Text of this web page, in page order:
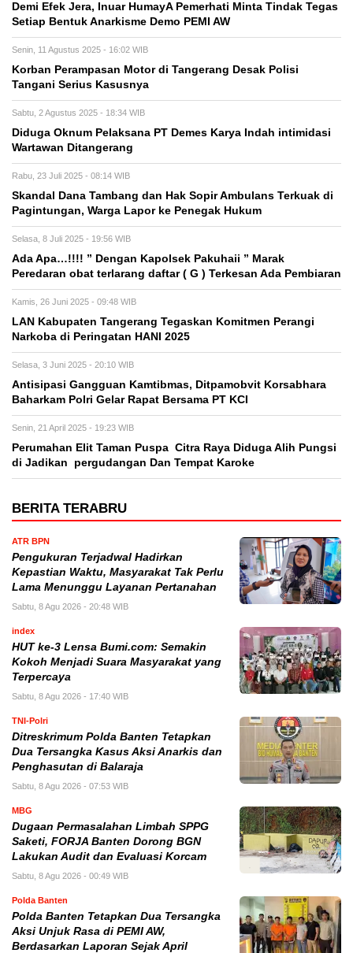
Demi Efek Jera, Inuar HumayA Pemerhati Minta Tindak Tegas
Setiap Bentuk Anarkisme Demo PEMI AW
Senin, 11 Agustus 2025 - 16:02 WIB
Korban Perampasan Motor di Tangerang Desak Polisi
Tangani Serius Kasusnya
Sabtu, 2 Agustus 2025 - 18:34 WIB
Diduga Oknum Pelaksana PT Demes Karya Indah intimidasi
Wartawan Ditangerang
Rabu, 23 Juli 2025 - 08:14 WIB
Skandal Dana Tambang dan Hak Sopir Ambulans Terkuak di
Pagintungan, Warga Lapor ke Penegak Hukum
Selasa, 8 Juli 2025 - 19:56 WIB
Ada Apa…!!!! ” Dengan Kapolsek Pakuhaii ” Marak
Peredaran obat terlarang daftar ( G ) Terkesan Ada Pembiaran
Kamis, 26 Juni 2025 - 09:48 WIB
LAN Kabupaten Tangerang Tegaskan Komitmen Perangi
Narkoba di Peringatan HANI 2025
Selasa, 3 Juni 2025 - 20:10 WIB
Antisipasi Gangguan Kamtibmas, Ditpamobvit Korsabhara
Baharkam Polri Gelar Rapat Bersama PT KCI
Senin, 21 April 2025 - 19:23 WIB
Perumahan Elit Taman Puspa Citra Raya Diduga Alih Pungsi
di Jadikan pergudangan Dan Tempat Karoke
BERITA TERABRU
ATR BPN
Pengukuran Terjadwal Hadirkan
Kepastian Waktu, Masyarakat Tak Perlu
Lama Menunggu Layanan Pertanahan
Sabtu, 8 Agu 2026 - 20:48 WIB
index
HUT ke-3 Lensa Bumi.com: Semakin
Kokoh Menjadi Suara Masyarakat yang
Terpercaya
Sabtu, 8 Agu 2026 - 17:40 WIB
TNI-Polri
Ditreskrimum Polda Banten Tetapkan
Dua Tersangka Kasus Aksi Anarkis dan
Penghasutan di Balaraja
Sabtu, 8 Agu 2026 - 07:53 WIB
MBG
Dugaan Permasalahan Limbah SPPG
Saketi, FORJA Banten Dorong BGN
Lakukan Audit dan Evaluasi Korcam
Sabtu, 8 Agu 2026 - 00:49 WIB
Polda Banten
Polda Banten Tetapkan Dua Tersangka
Aksi Unjuk Rasa di PEMI AW,
Berdasarkan Laporan Sejak April